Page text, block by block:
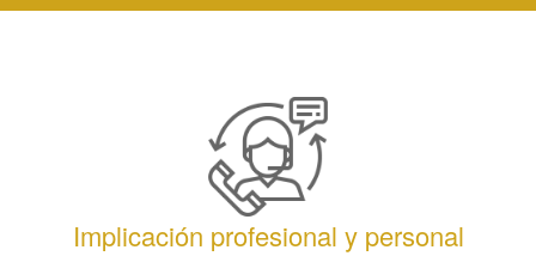
Implicación profesional y personal